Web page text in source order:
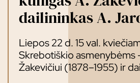
dailininkas A.
Liepos 22 d. 15 val.
Skrebotiškio asmenybėms
Žakevičiui (1878–1955) ir